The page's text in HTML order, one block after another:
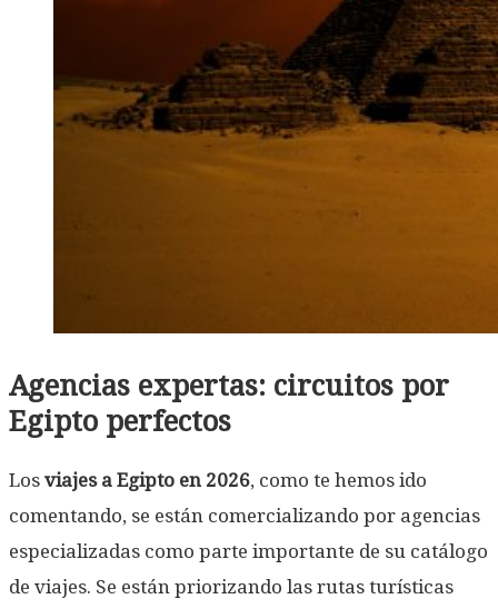
Agencias expertas: circuitos por
Egipto perfectos
Los viajes a Egipto en 2026, como te hemos ido
comentando, se están comercializando por agencias
especializadas como parte importante de su catálogo
de viajes. Se están priorizando las rutas turísticas